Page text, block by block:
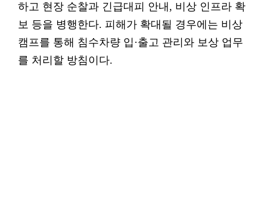
하고 현장 순찰과 긴급대피 안내, 비상 인프라 확
보 등을 병행한다. 피해가 확대될 경우에는 비상
캠프를 통해 침수차량 입·출고 관리와 보상 업무
를 처리할 방침이다.